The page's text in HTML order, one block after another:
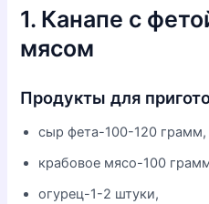
1. Канапе с
мясом
Продукты для
сыр фета-100-120 грамм,
крабовое мясо-100
огурец-1-2 штуки,